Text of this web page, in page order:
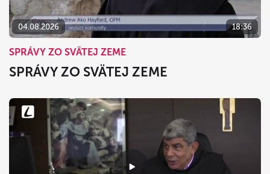
04.08.2026 18:36
SPRÁVY ZO SVÄTEJ ZEME
SPRÁVY ZO SVÄTEJ ZEME